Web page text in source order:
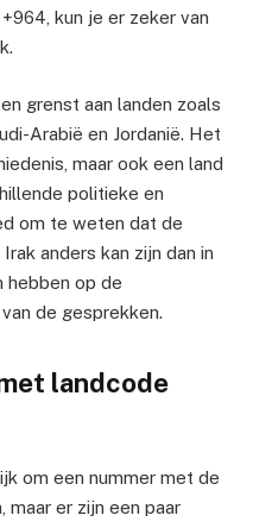
kun je er zeker van
grenst aan landen zoals
Arabië en Jordanië. Het
maar ook een land
politieke en
om te weten dat de
anders kan zijn dan in
hebben op de
de gesprekken.
landcode
om een nummer met de
er zijn een paar